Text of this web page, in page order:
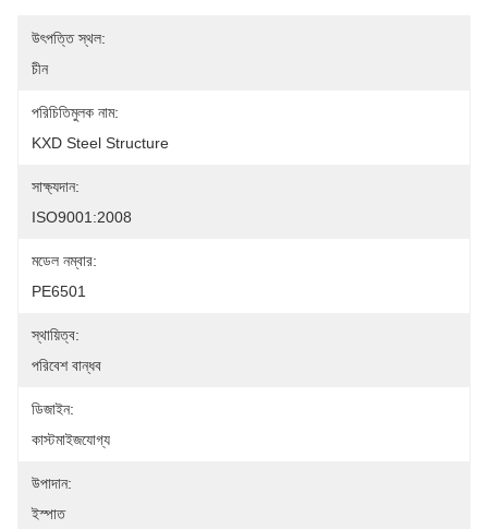
উৎপত্তি স্থল:
চীন
পরিচিতিমুলক নাম:
KXD Steel Structure
সাক্ষ্যদান:
ISO9001:2008
মডেল নম্বার:
PE6501
স্থায়িত্ব:
পরিবেশ বান্ধব
ডিজাইন:
কাস্টমাইজযোগ্য
উপাদান:
ইস্পাত